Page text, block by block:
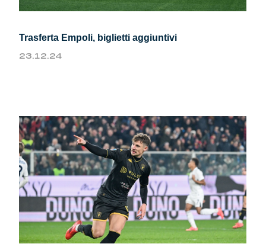
Trasferta Empoli, biglietti aggiuntivi
23.12.24